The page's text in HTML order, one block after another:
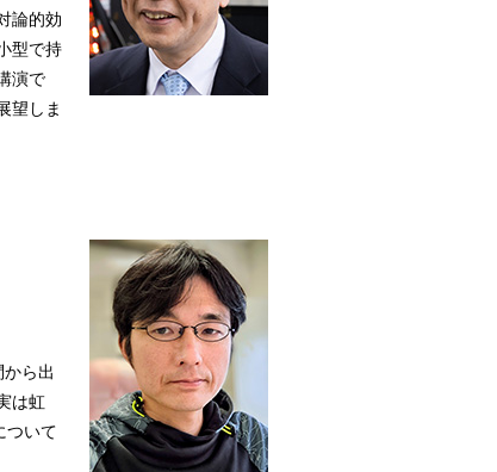
論的効
型で持
演で
望しま
ら出
は虹
ついて